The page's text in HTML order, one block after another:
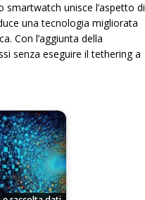
smartwatch unisce l’aspetto di
una tecnologia migliorata
Con l’aggiunta della
senza eseguire il tethering a